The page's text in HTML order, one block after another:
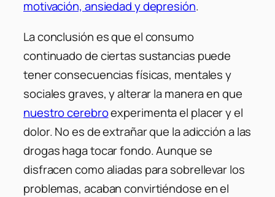
motivación, ansiedad y depresión.
La conclusión es que el consumo
continuado de ciertas sustancias puede
tener consecuencias físicas, mentales y
sociales graves, y alterar la manera en que
nuestro cerebroexperimenta el placer y el
dolor. No es de extrañar que la adicción a las
drogas haga tocar fondo. Aunque se
disfracen como aliadas para sobrellevar los
problemas, acaban convirtiéndose en el